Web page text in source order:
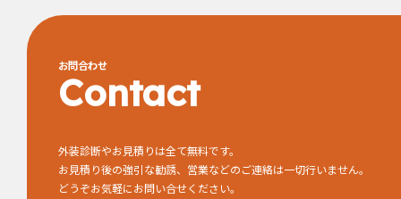
お問合わせ
Contact
外装診断やお見積りは全て無料です。
お見積り後の強引な勧誘、営業などのご連絡は一切行いません。
どうぞお気軽にお問い合せください。